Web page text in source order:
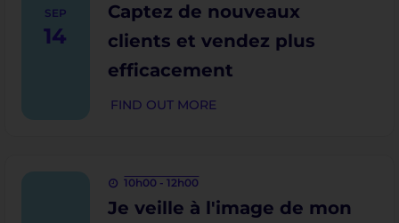
SEP
14
Captez de nouveaux
clients et vendez plus
efficacement
FIND OUT MORE
10h00 - 12h00
Je veille à l'image de mon